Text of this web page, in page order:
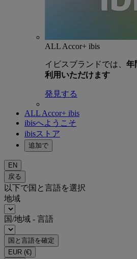
ALL Accor+ ibis
イビスブランドでは、 年
利用いただけます
発見する
ALL Accor+ ibis
ibisへようこそ
ibisストア
追加で
EN
戻る
以下で国と言語を選択
地域
国/地域 - 言語
国と言語を確定
EUR (€)